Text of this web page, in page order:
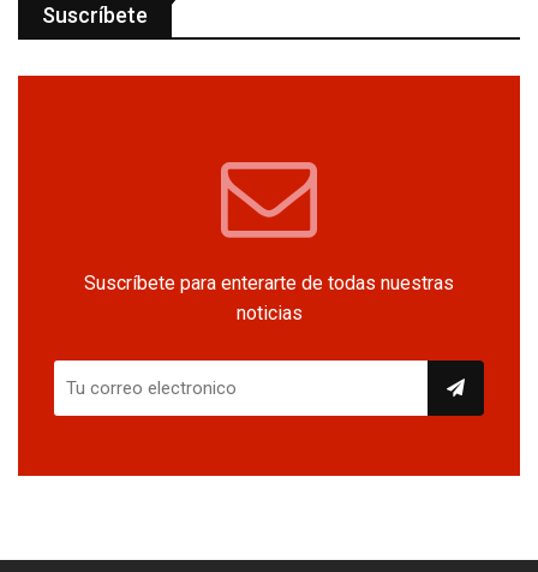
Suscríbete
Suscríbete para enterarte de todas nuestras
noticias